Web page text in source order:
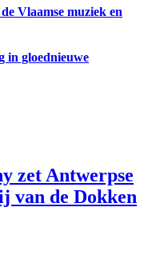
Vlaamse muziek en
in gloednieuwe
zet Antwerpse
van de Dokken